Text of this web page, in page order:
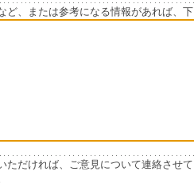
ど、または参考になる情報があれば、
ただければ、ご意見について連絡させ